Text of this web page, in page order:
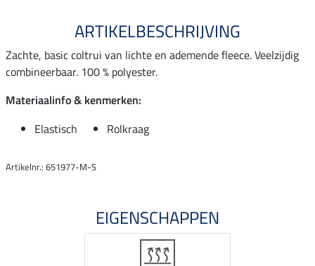
ARTIKELBESCHRIJVING
Zachte, basic coltrui van lichte en ademende fleece. Veelzijdig
combineerbaar. 100 % polyester.
Materiaalinfo & kenmerken:
Elastisch
Rolkraag
Artikelnr.: 651977-M-S
EIGENSCHAPPEN